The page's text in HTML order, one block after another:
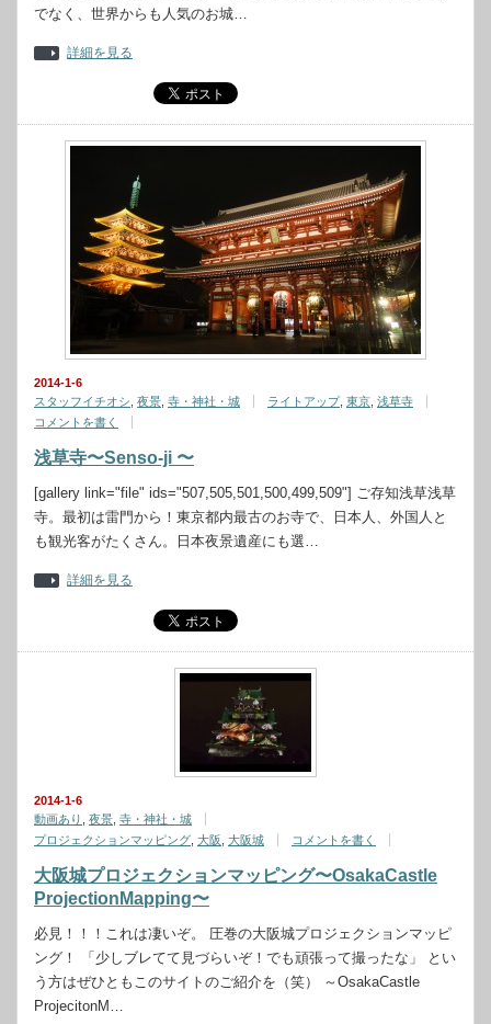
でなく、世界からも人気のお城…
詳細を見る
2014-1-6
スタッフイチオシ 夜景 寺・神社・城 ライトアップ, 東京 浅草寺
コメントを書く
浅草寺〜Senso-ji 〜
[gallery link="file" ids="507,505,501,500,499,509"] ご存知浅草浅草
寺。最初は雷門から！東京都内最古のお寺で、日本人、外国人と
も観光客がたくさん。日本夜景遺産にも選…
詳細を見る
2014-1-6
動画あり
夜景 寺・神社・城
プロジェクションマッピング 大阪 大阪城 コメントを書く
大阪城プロジェクションマッピング〜OsakaCastle
ProjectionMapping〜
必見！！！これは凄いぞ。 圧巻の大阪城プロジェクションマッピ
ング！ 「少しブレてて見づらいぞ！でも頑張って撮ったな」 とい
う方はぜひともこのサイトのご紹介を（笑） ～OsakaCastle
ProjecitonM…